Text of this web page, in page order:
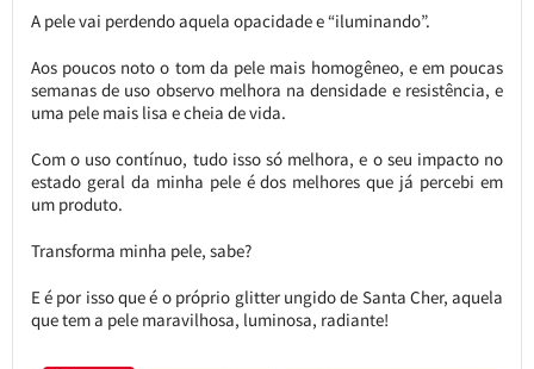
A pele vai perdendo aquela opacidade e “iluminando”.
Aos poucos noto o tom da pele mais homogêneo, e em poucas
semanas de uso observo melhora na densidade e resistência, e
uma pele mais lisa e cheia de vida.
Com o uso contínuo, tudo isso só melhora, e o seu impacto no
estado geral da minha pele é dos melhores que já percebi em
um produto.
Transforma minha pele, sabe?
E é por isso que é o próprio glitter ungido de Santa Cher, aquela
que tem a pele maravilhosa, luminosa, radiante!